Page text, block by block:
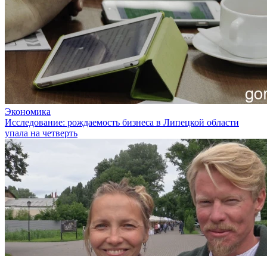
Экономика
Исследование: рождаемость бизнеса в Липецкой области
упала на четверть